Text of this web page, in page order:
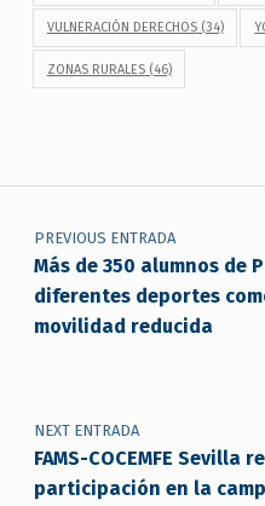
VULNERACIÓN DERECHOS(34)
ZONAS RURALES(46)
Navegación de entradas
PREVIOUS ENTRADA
Más de 350 alumnos de
diferentes deportes
movilidad reducida
NEXT ENTRADA
FAMS-COCEMFE Sevilla
participación en la